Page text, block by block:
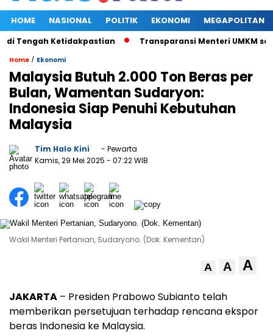
HOME NASIONAL POLITIK EKONOMI MEGAPOLITAN
Ketidakpastian Transparansi Menteri UMKM saat
Home / Ekonomi
Malaysia Butuh 2.000 Ton Beras per
Bulan, Wamentan Sudaryon:
Indonesia Siap Penuhi Kebutuhan
Malaysia
Tim Halo Kini
- Pewarta
Kamis, 29 Mei 2025 - 07:22 WIB
Wakil Menteri Pertanian, Sudaryono. (Dok. Kementan)
A A A
JAKARTA – Presiden Prabowo Subianto telah
memberikan persetujuan terhadap rencana ekspor
beras Indonesia ke Malaysia.